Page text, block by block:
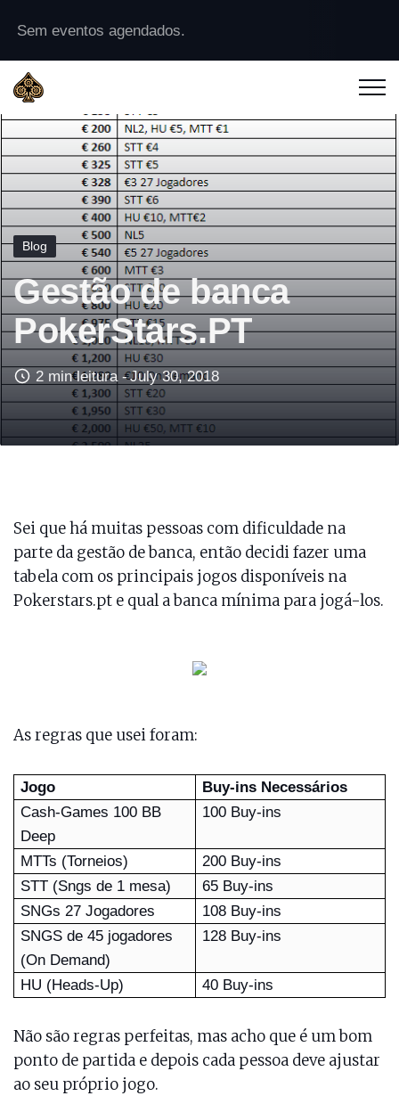
Sem eventos agendados.
Blog
Gestão de banca
PokerStars.PT
2 min leitura -July 30, 2018
Sei que há muitas pessoas com dificuldade na
parte da gestão de banca, então decidi fazer uma
tabela com os principais jogos disponíveis na
Pokerstars.pt e qual a banca mínima para jogá-los.
As regras que usei foram:
Jogo
Buy-ins Necessários
Cash-Games 100 BB
Deep
100 Buy-ins
MTTs (Torneios)
200 Buy-ins
STT (Sngs de 1 mesa)
65 Buy-ins
SNGs 27 Jogadores
108 Buy-ins
SNGS de 45 jogadores
(On Demand)
128 Buy-ins
HU (Heads-Up) 40 Buy-ins
Não são regras perfeitas, mas acho que é um bom
ponto de partida e depois cada pessoa deve ajustar
ao seu próprio jogo.